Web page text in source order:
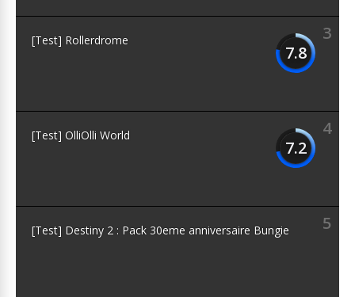
3
7.8
[Test] Rollerdrome
4
7.2
[Test] OlliOlli World
5
[Test] Destiny 2 : Pack 30eme anniversaire Bungie